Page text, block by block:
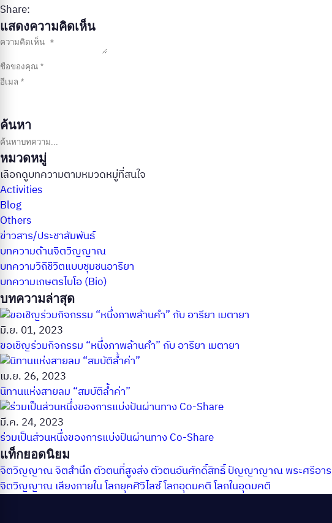
Share:
แสดงความคิดเห็น
ค้นหา
ค้นหาบทความ
หมวดหมู่
เลือกดูบทความตามหมวดหมู่ที่สนใจ
Activities
Blog
Others
ข่าวสาร/ประชาสัมพันธ์
บทความด้านจิตวิญญาณ
บทความวิถีชีวิตแบบชุมชนอารียา
บทความเกษตรไบโอ (Bio)
บทความล่าสุด
มิ.ย. 01, 2023
ขอเชิญร่วมกิจกรรม “หนึ่งภาพล้านคำ” กับ อารียา เมตายา
เม.ย. 26, 2023
นิทานแห่งสายลม “สมบัติล้ำค่า”
มี.ค. 24, 2023
ร่วมเป็นส่วนหนึ่งของการแบ่งปันผ่านทาง Co-Share
แท็กยอดนิยม
จิตวิญญาณจิตสำนึก ตัวตนที่สูงส่งตัวตนอันศักดิ์สิทธิ์ปัญญาญาณพระศรีอา
จิตวิญญาณ เสียงภายในโลกยุคศิวิไลซ์โลกอุดมคติโลกในอุดมคติ